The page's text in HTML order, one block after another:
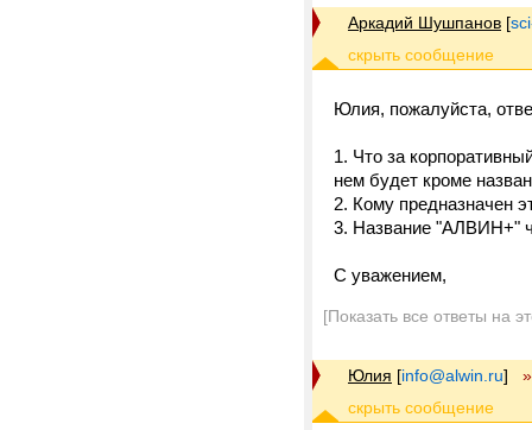
Аркадий Шушпанов [
Юлия, пожалуйста,
1. Что за
нем будет кроме
2. Кому предназначен
3. Название "АЛВИН+"
С уважением,
[Показать все ответы на
Юлия [info@alwin.ru] »